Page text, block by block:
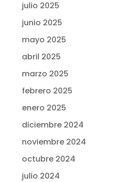
julio 2025
junio 2025
mayo 2025
abril 2025
marzo 2025
febrero 2025
enero 2025
diciembre 2024
noviembre 2024
octubre 2024
julio 2024